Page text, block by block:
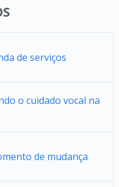
de serviços
o cuidado vocal na
de mudança